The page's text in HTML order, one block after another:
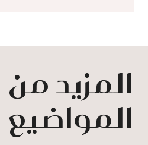
المزيد من
المواضيع